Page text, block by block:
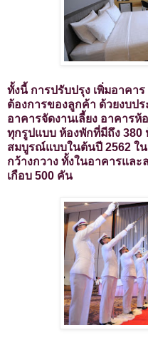
ทั้งนี้ การปรับปรุง เพิ่มอาคา
ต้องการของลูกค้า ด้วยงบป
อาคารจัดงานเลี้ยง อาคารห้
ทุกรูปแบบ ห้องพักที่มีถึง 380
สมบูรณ์แบบในต้นปี 2562 ใ
กว้างกวาง ทั้งในอาคารแล
เกือบ 500 คัน